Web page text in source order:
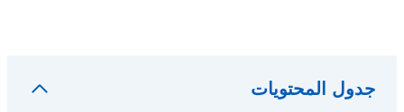
جدول المحتويات